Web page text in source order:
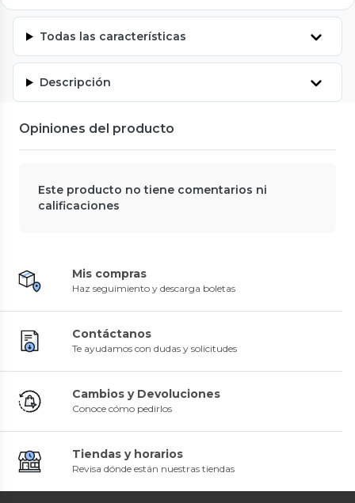
Todas las características
Descripción
Opiniones del producto
Este producto no tiene comentarios ni
calificaciones
Mis compras
Haz seguimiento y descarga boletas
Contáctanos
Te ayudamos con dudas y solicitudes
Cambios y Devoluciones
Conoce cómo pedirlos
Tiendas y horarios
Revisa dónde están nuestras tiendas